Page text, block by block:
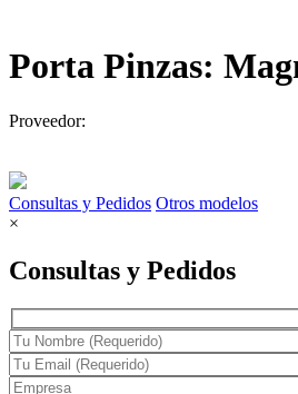
Porta Pinzas:
Proveedor:
Consultas y Pedidos Otros modelos
×
Consultas y Pedidos